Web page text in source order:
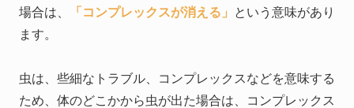
場合は、
「コンプレックスが消える」
という意味があり
ます。
虫は、些細なトラブル、コンプレックスなどを意味する
ため、体のどこかから虫が出た場合は、コンプレックス